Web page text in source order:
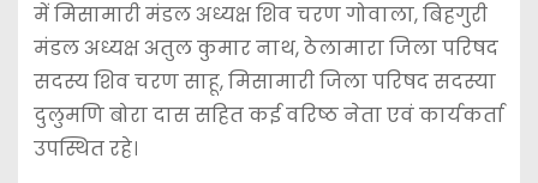
में मिसामारी मंडल अध्यक्ष शिव चरण गोवाला, बिहगुरी
मंडल अध्यक्ष अतुल कुमार नाथ, ठेलामारा जिला परिषद
सदस्य शिव चरण साहू, मिसामारी जिला परिषद सदस्या
दुलुमणि बोरा दास सहित कई वरिष्ठ नेता एवं कार्यकर्ता
उपस्थित रहे।